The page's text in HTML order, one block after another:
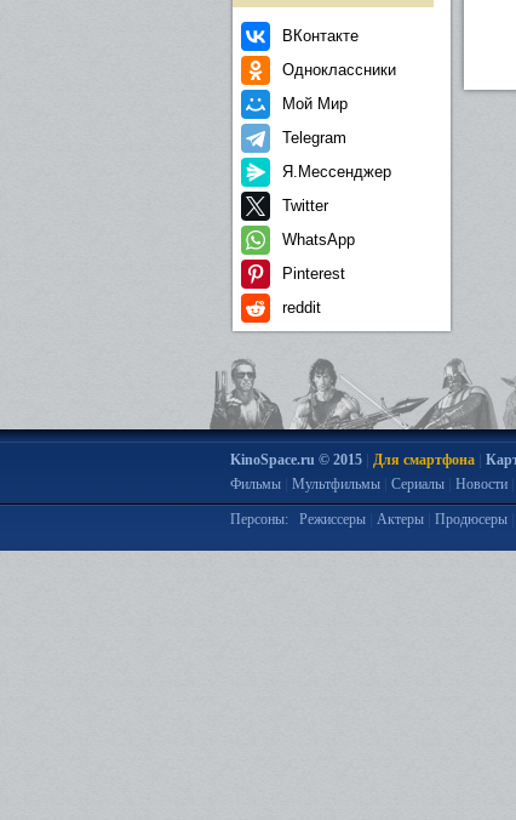
ВКонтакте
Одноклассники
Мой Мир
Telegram
Я.Мессенджер
Twitter
WhatsApp
Pinterest
reddit
KinoSpace.ru © 2015| Для смартфона|
Фильмы| Мультфильмы| Сериалы| Новости|
Персоны: Режиссеры| Актеры| Продюсеры|